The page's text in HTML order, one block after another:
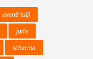
eventi taiji
judo
scherma